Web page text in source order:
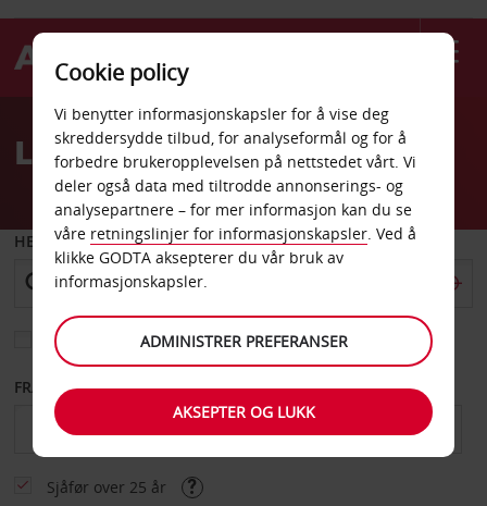
Welcome
AvisLeiebil Cartagena
HENT FRA
Velg et annet leveringssted
FRA DATO TIL DATO
Sjåfør over 25 år
Cookie policy
Vi benytter informasjonskapsler for å vise deg
skreddersydde tilbud, for analyseformål og for å
forbedre brukeropplevelsen på nettstedet vårt. Vi
deler også data med tiltrodde annonserings- og
analysepartnere – for mer informasjon kan du se
våre retningslinjer for informasjonskapsler. Ved å
klikke GODTA aksepterer du vår bruk av
informasjonskapsler.
ADMINISTRER PREFERANSER
AKSEPTER OG LUKK